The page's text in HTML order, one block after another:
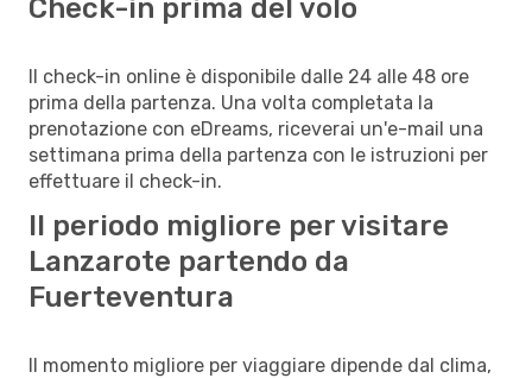
Check-in prima del volo
Il check-in online è disponibile dalle 24 alle 48 ore
prima della partenza. Una volta completata la
prenotazione con eDreams, riceverai un'e-mail una
settimana prima della partenza con le istruzioni per
effettuare il check-in.
Il periodo migliore per visitare
Lanzarote partendo da
Fuerteventura
Il momento migliore per viaggiare dipende dal clima,